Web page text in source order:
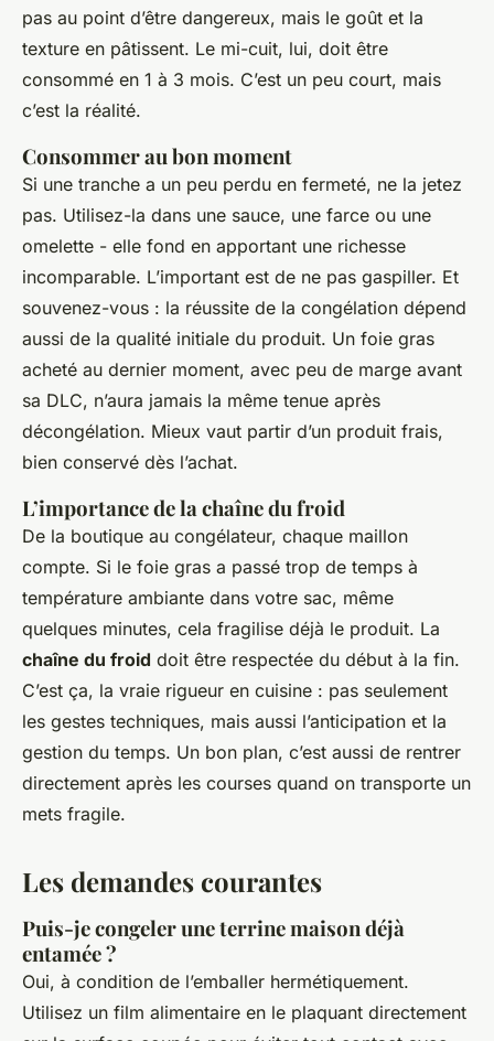
pas au point d’être dangereux, mais le goût et la
texture en pâtissent. Le mi-cuit, lui, doit être
consommé en 1 à 3 mois. C’est un peu court, mais
c’est la réalité.
Consommer au bon moment
Si une tranche a un peu perdu en fermeté, ne la jetez
pas. Utilisez-la dans une sauce, une farce ou une
omelette - elle fond en apportant une richesse
incomparable. L’important est de ne pas gaspiller. Et
souvenez-vous : la réussite de la congélation dépend
aussi de la qualité initiale du produit. Un foie gras
acheté au dernier moment, avec peu de marge avant
sa DLC, n’aura jamais la même tenue après
décongélation. Mieux vaut partir d’un produit frais,
bien conservé dès l’achat.
L’importance de la chaîne du froid
De la boutique au congélateur, chaque maillon
compte. Si le foie gras a passé trop de temps à
température ambiante dans votre sac, même
quelques minutes, cela fragilise déjà le produit. La
chaîne du froid doit être respectée du début à la fin.
C’est ça, la vraie rigueur en cuisine : pas seulement
les gestes techniques, mais aussi l’anticipation et la
gestion du temps. Un bon plan, c’est aussi de rentrer
directement après les courses quand on transporte un
mets fragile.
Les demandes courantes
Puis-je congeler une terrine maison déjà
entamée ?
Oui, à condition de l’emballer hermétiquement.
Utilisez un film alimentaire en le plaquant directement